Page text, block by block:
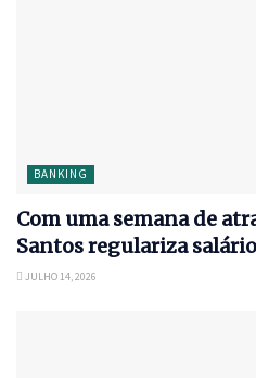
BANKING
Com uma semana de
Santos regulariza
JULHO 14, 2026